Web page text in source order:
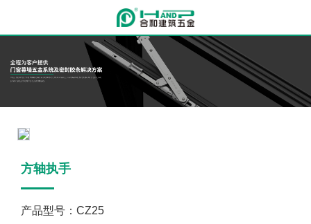
方轴执手
产品型号：CZ25